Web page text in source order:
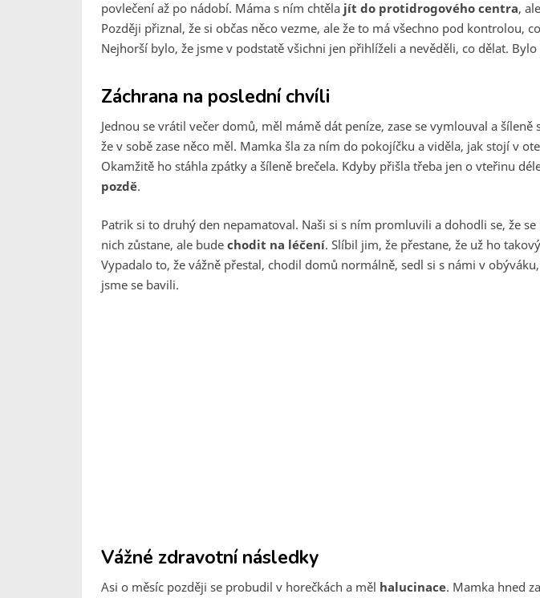
povlečení až po nádobí. Máma s ním chtěla jít do protidrogového centra,
Později přiznal, že si občas něco vezme, ale že to má všechno pod kontrolou,
Nejhorší bylo, že jsme v podstatě všichni jen přihlíželi a nevěděli, co dělat.
Záchrana na poslední chvíli
Jednou se vrátil večer domů, měl mámě dát peníze, zase se vymlouval a šíleně
že v sobě zase něco měl. Mamka šla za ním do pokojíčku a viděla, jak stojí v
Okamžitě ho stáhla zpátky a šíleně brečela. Kdyby přišla třeba jen o vteřinu
pozdě.
Patrik si to druhý den nepamatoval. Naši si s ním promluvili a dohodli se, že
nich zůstane, ale bude chodit na léčení. Slíbil jim, že přestane, že už ho
Vypadalo to, že vážně přestal, chodil domů normálně, sedl si s námi v
jsme se bavili.
Vážné zdravotní následky
Asi o měsíc později se probudil v horečkách a měl halucinace. Mamka hned